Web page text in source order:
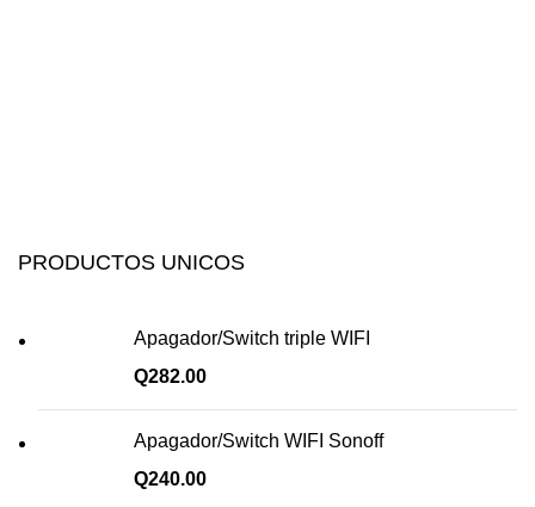
PRODUCTOS UNICOS
Apagador/Switch triple WIFI
Q282.00
Apagador/Switch WIFI Sonoff
Q240.00